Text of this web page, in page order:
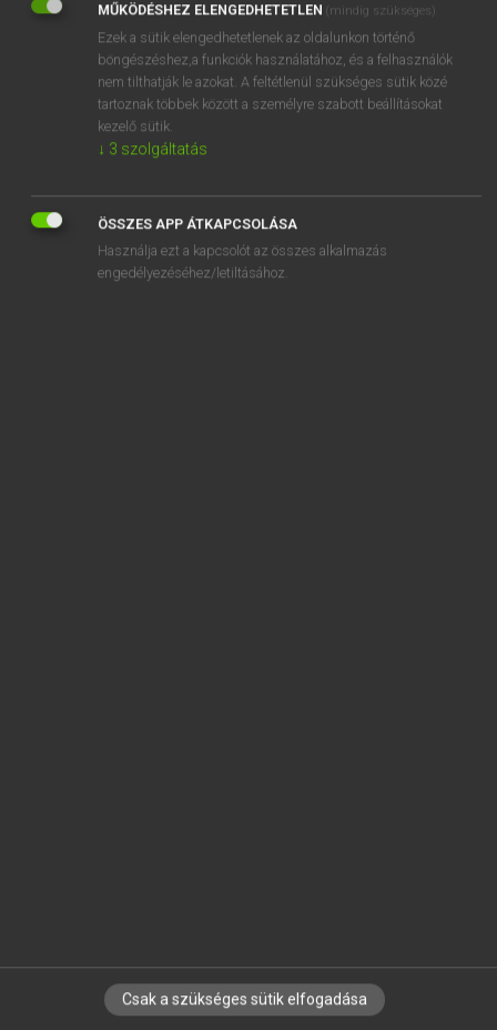
EURÓPAI UNIÓS TERMINOLÓGIAI SZÓTÁR
Kapcsolódó anyagok
láncbolyhos szövet, felvágatlan
láncbolyhos szövet, felvágott
IRATKOZZ FEL HÍRLEVELÜNKRE!
MŰKÖDÉSHEZ ELENGEDHETETLEN (mindig szükséges)
Ezek a sütik elengedhetetlenek az oldalunkon történő
böngészéshez,a funkciók használatához, és a felhasználók
nem tilthatják le azokat. A feltétlenül szükséges sütik közé
tartoznak többek között a személyre szabott beállításokat
kezelő sütik.
↓ 3 szolgáltatás
ÖSSZES APP ÁTKAPCSOLÁSA
Használja ezt a kapcsolót az összes alkalmazás
engedélyezéséhez/letiltásához.
Csak a szükséges sütik elfogadása